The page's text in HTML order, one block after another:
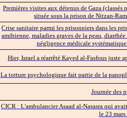
Premières visites aux détenus de Gaza
située sous la prison de Nitzan-
Crise sanitaire parmi les prisonniers dans les
amibienne, maladies graves de la peau,
négligence médicale
Hier, Israel a réarrêté Kayed al-Fasfous juste
La torture psychologique fait partie de la
Journée des
CICR : L'ambulancier Asaad al-Nasasra qui
le 23